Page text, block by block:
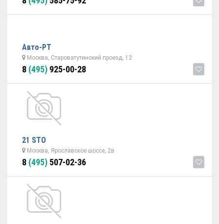
Авто-РТ
Москва, Староватутинский проезд, 12
8 (495) 925-00-28
21 STO
Москва, Ярославское шоссе, 2в
8 (495) 507-02-36